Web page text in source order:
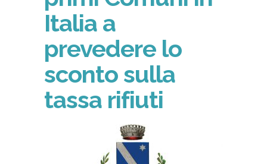
Italia a
prevedere lo
sconto sulla
tassa rifiuti